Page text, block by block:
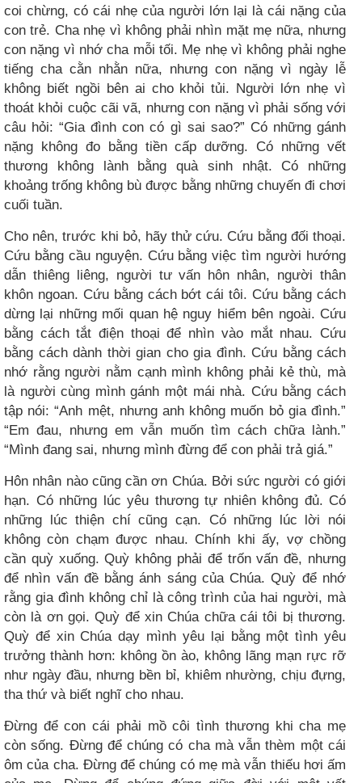
coi chừng, có cái nhẹ của người lớn lại là cái nặng của
con trẻ. Cha nhẹ vì không phải nhìn mặt mẹ nữa, nhưng
con nặng vì nhớ cha mỗi tối. Mẹ nhẹ vì không phải nghe
tiếng cha cằn nhằn nữa, nhưng con nặng vì ngày lễ
không biết ngồi bên ai cho khỏi tủi. Người lớn nhẹ vì
thoát khỏi cuộc cãi vã, nhưng con nặng vì phải sống với
câu hỏi: “Gia đình con có gì sai sao?” Có những gánh
nặng không đo bằng tiền cấp dưỡng. Có những vết
thương không lành bằng quà sinh nhật. Có những
khoảng trống không bù được bằng những chuyến đi chơi
cuối tuần.
Cho nên, trước khi bỏ, hãy thử cứu. Cứu bằng đối thoại.
Cứu bằng cầu nguyện. Cứu bằng việc tìm người hướng
dẫn thiêng liêng, người tư vấn hôn nhân, người thân
khôn ngoan. Cứu bằng cách bớt cái tôi. Cứu bằng cách
dừng lại những mối quan hệ nguy hiểm bên ngoài. Cứu
bằng cách tắt điện thoại để nhìn vào mắt nhau. Cứu
bằng cách dành thời gian cho gia đình. Cứu bằng cách
nhớ rằng người nằm cạnh mình không phải kẻ thù, mà
là người cùng mình gánh một mái nhà. Cứu bằng cách
tập nói: “Anh mệt, nhưng anh không muốn bỏ gia đình.”
“Em đau, nhưng em vẫn muốn tìm cách chữa lành.”
“Mình đang sai, nhưng mình đừng để con phải trả giá.”
Hôn nhân nào cũng cần ơn Chúa. Bởi sức người có giới
hạn. Có những lúc yêu thương tự nhiên không đủ. Có
những lúc thiện chí cũng cạn. Có những lúc lời nói
không còn chạm được nhau. Chính khi ấy, vợ chồng
cần quỳ xuống. Quỳ không phải để trốn vấn đề, nhưng
để nhìn vấn đề bằng ánh sáng của Chúa. Quỳ để nhớ
rằng gia đình không chỉ là công trình của hai người, mà
còn là ơn gọi. Quỳ để xin Chúa chữa cái tôi bị thương.
Quỳ để xin Chúa dạy mình yêu lại bằng một tình yêu
trưởng thành hơn: không ồn ào, không lãng mạn rực rỡ
như ngày đầu, nhưng bền bỉ, khiêm nhường, chịu đựng,
tha thứ và biết nghĩ cho nhau.
Đừng để con cái phải mồ côi tình thương khi cha mẹ
còn sống. Đừng để chúng có cha mà vẫn thèm một cái
ôm của cha. Đừng để chúng có mẹ mà vẫn thiếu hơi ấm